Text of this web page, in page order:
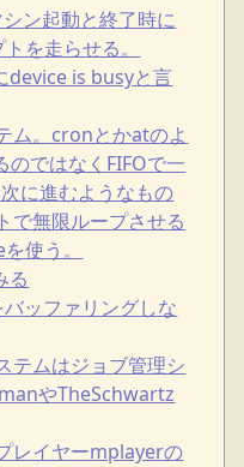
ン起動と終了時に
を走らせる。
is busyと言
ム。cronとかatのよ
のではなくFIFOで一
に進むようなもの
で無限ループさせる
使う。
る
ッファリングしな
テムはジョブ管理シ
やTheSchwartz
レイヤーmplayerの